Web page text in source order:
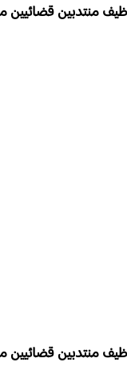
منتدبين قضائيين من
منتدبين قضائيين من